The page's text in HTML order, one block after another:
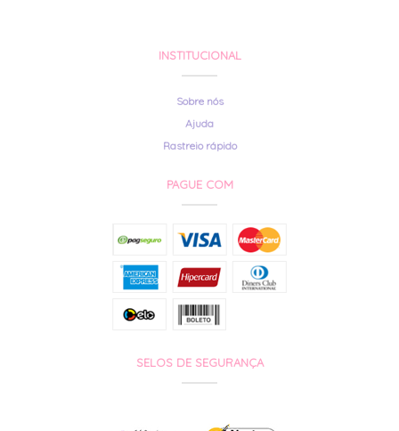
INSTITUCIONAL
Sobre nós
Ajuda
Rastreio rápido
PAGUE COM
SELOS DE SEGURANÇA